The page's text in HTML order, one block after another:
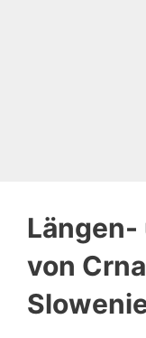
Längen-
von